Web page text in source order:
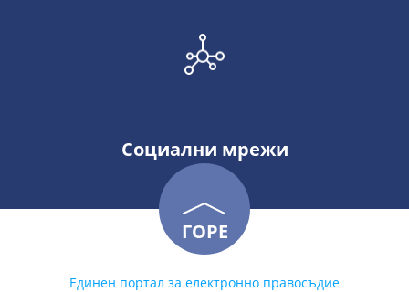
Социални мрежи
ГОРЕ
Единен портал за електронно правосъдие